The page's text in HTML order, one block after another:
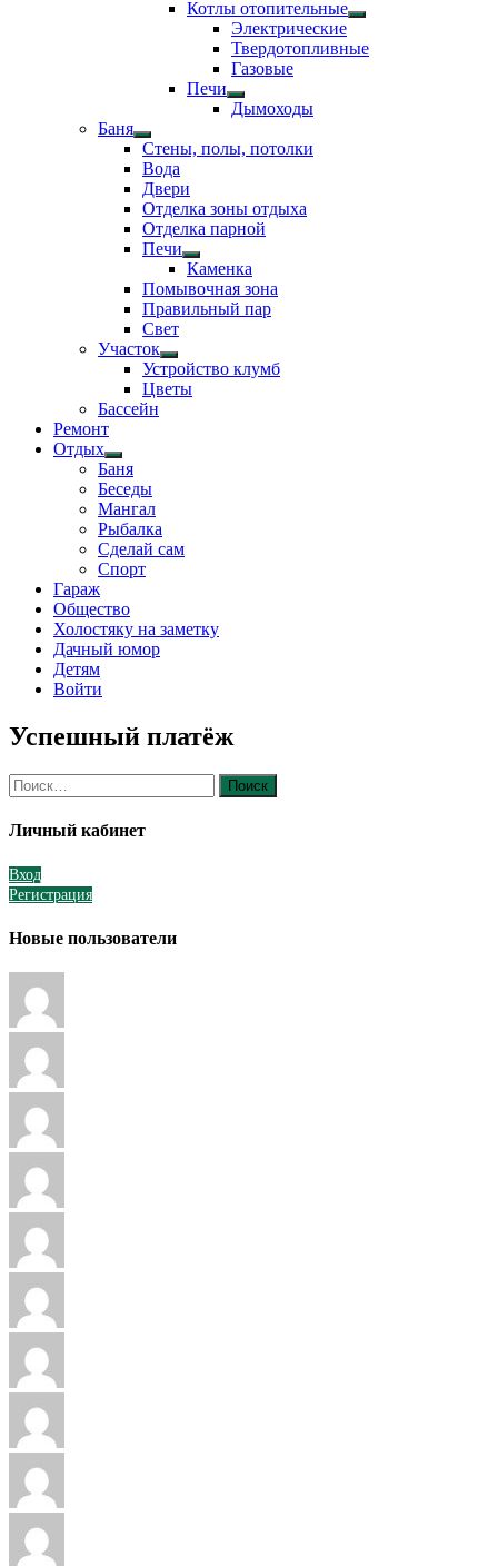
подменю
Котлы отопительные
Показать
Электрические
Твердотопливные
Газовые
Печи
Показать
подменю
Дымоходы
Баня
Показать
подменю
Стены, полы, потолки
Вода
Двери
Отделка зоны отдыха
Отделка парной
Печи
Показать
подменю
Каменка
Помывочная зона
Правильный пар
Свет
Участок
Показать
подменю
Устройство клумб
Цветы
Бассейн
Ремонт
Отдых
Показать
подменю
Баня
Беседы
Мангал
Рыбалка
Сделай сам
Спорт
Гараж
Общество
Холостяку на заметку
Дачный юмор
Детям
Войти
Успешный платёж
Найти:
Личный кабинет
Вход
Регистрация
Новые пользователи